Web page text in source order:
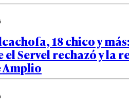
18 chico y
el Servel rechazó y la
Amplio